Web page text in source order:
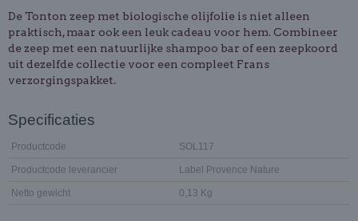
De Tonton zeep met biologische olijfolie is niet alleen
praktisch, maar ook een leuk cadeau voor hem. Combineer
de zeep met een natuurlijke shampoo bar of een zeepkoord
uit dezelfde collectie voor een compleet Frans
verzorgingspakket.
Specificaties
Productcode SOL117
Productcode leverancier Label Provence Nature
Netto gewicht 0,13 Kg